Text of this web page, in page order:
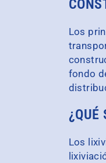
Los
fondo
¿QUÉ
Los